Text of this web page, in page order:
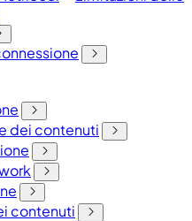
dei contenuti
contenuti